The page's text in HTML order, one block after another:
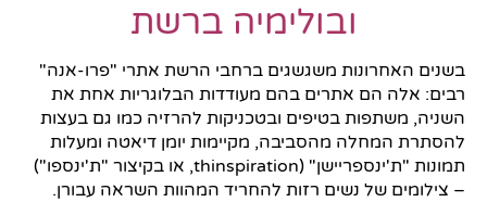
ובולימיה ברשת
בשנים האחרונות משגשגים ברחבי הרשת אתרי "פרו-אנה"
רבים: אלה הם אתרים בהם מעודדות הבלוגריות אחת את
השניה, משתפות בטיפים ובטכניקות להרזיה כמו גם בעצות
להסתרת המחלה מהסביבה, מקיימות יומן דיאטה ומעלות
תמונות "ת'ינספריישן" (thinspiration, או בקיצור "ת'ינספו")
– צילומים של נשים רזות להחריד המהוות השראה עבורן.